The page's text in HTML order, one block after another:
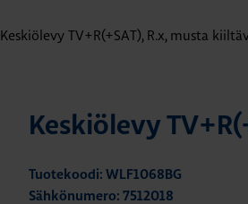
Keskiölevy TV+R(+SAT), R.x, musta
Keskiölevy
Tuotekoodi: WLF1068BG
Sähkönumero: 7512018